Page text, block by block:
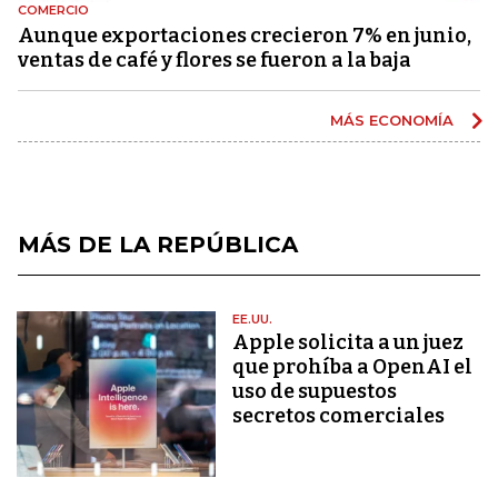
COMERCIO
Aunque exportaciones crecieron 7% en junio,
ventas de café y flores se fueron a la baja
MÁS ECONOMÍA
MÁS DE LA REPÚBLICA
EE.UU.
Apple solicita a un juez
que prohíba a OpenAI el
uso de supuestos
secretos comerciales